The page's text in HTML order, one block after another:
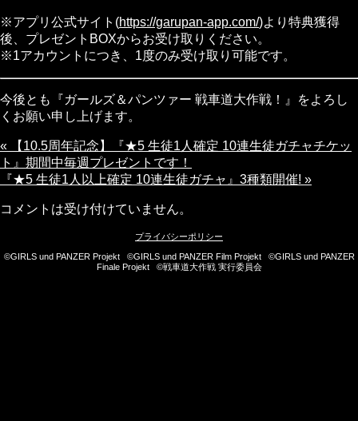
※アプリ公式サイト(https://garupan-app.com/)より特典獲得
後、プレゼントBOXからお受け取りください。
※1アカウントにつき、1度のみ受け取り可能です。
今後とも『ガールズ＆パンツァー 戦車道大作戦！』をよろし
くお願い申し上げます。
« 【10.5周年記念】『★5 生徒1人確定 10連生徒ガチャチケッ
ト』期間中毎週プレゼントです！
『★5 生徒1人以上確定 10連生徒ガチャ』3種類開催! »
コメントは受け付けていません。
プライバシーポリシー
©GIRLS und PANZER Projekt ©GIRLS und PANZER Film Projekt ©GIRLS und PANZER
Finale Projekt ©戦車道大作戦 実行委員会